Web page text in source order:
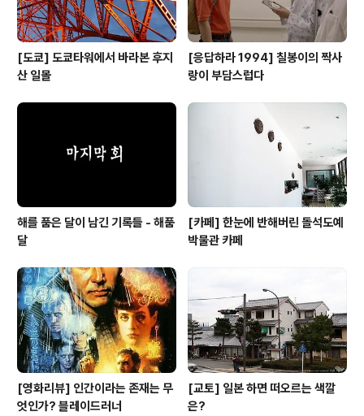
[도쿄] 도쿄타워에서 바라본 후지
산 일몰
[응답하라 1994] 칠봉이의 짝사
랑이 부담스럽다
해를 품은 달이 남긴 기록들 - 해품
달
[카페] 한눈에 반해버린 돌석도예
박물관 카페
[영화리뷰] 인간이라는 존재는 무
엇인가? 블레이드러너
[교토] 일본 하면 떠오르는 색깔
은?